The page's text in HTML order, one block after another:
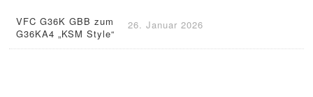
VFC G36K GBB zum
G36KA4 „KSM Style“
26. Januar 2026